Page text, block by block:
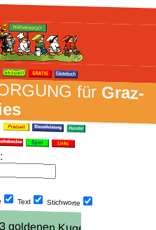
fürGraz-
:
Text Stich­worte